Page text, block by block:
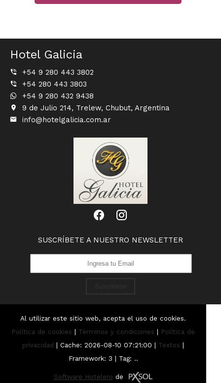
Hotel Galicia
+54 9 280 443 3802
+54 280 443 3803
+54 9 280 432 9438
9 de Julio 214, Trelew, Chubut, Argentina
info@hotelgalicia.com.ar
SUSCRÍBETE A NUESTRO NEWSLETTER
Al utilizar este sitio web, acepta el uso de cookies.
Política de cookies | Términos y condiciones | Política de
privacidad | Cache: 2026-08-10 07:21:00 | Textos |
Framework: 3 | Tag: ..
Software Hotelero de